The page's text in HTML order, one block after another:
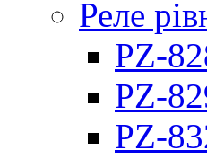
Реле
PZ-
PZ-
PZ-